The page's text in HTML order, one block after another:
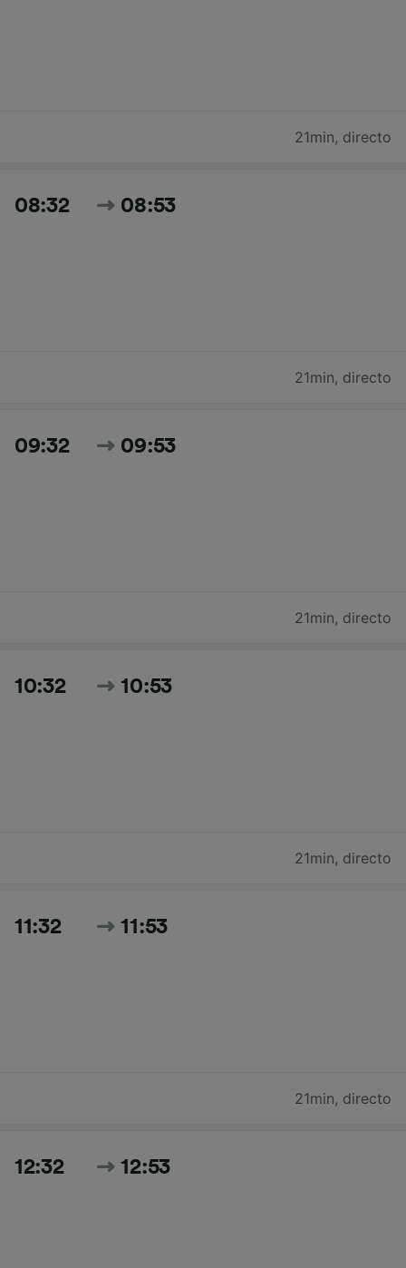
21min, directo
08:32 08:53
21min, directo
09:32 09:53
21min, directo
10:32 10:53
21min, directo
11:32 11:53
21min, directo
12:32 12:53